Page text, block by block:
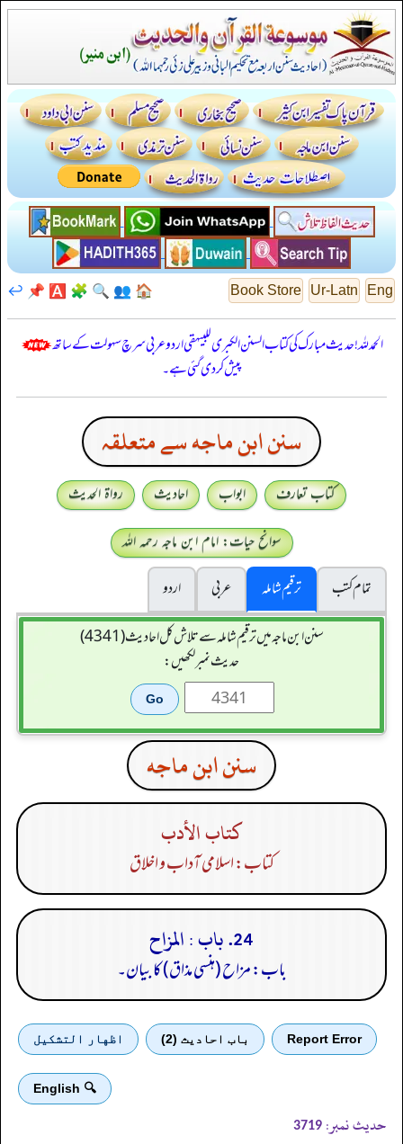
Eng
Ur-Latn
Book Store
🏠
👥
🔍
🧩
🅰️
📌
↩️
الحمدللہ! حدیث مبارک کی کتاب السنن الكبرى للبيهقي اردو عربی سرچ سہولت کے ساتھ
پیش کر دی گئی ہے۔
سنن ابن ماجه سے متعلقہ
کتاب تعارف ابواب احادیث
رواۃ الحدیث
سوانح حیات: امام ابن ماجہ رحمہ اللہ
تمام کتب
ترقیم شاملہ عربی
اردو
سنن ابن ماجہ میں ترقیم شاملہ سے تلاش کل احادیث (4341)
حدیث نمبر لکھیں:
سنن ابن ماجه
كتاب الأدب
کتاب: اسلامی آداب و اخلاق
24. باب : المزاح
باب: مزاح (ہنسی مذاق) کا بیان۔
Report Error باب احادیث (2) اظهار التشكيل
🔍 English
حدیث نمبر: 3719